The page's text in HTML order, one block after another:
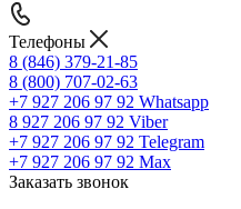
Телефоны
8 (846) 379-21-85
8 (800) 707-02-63
+7 927 206 97 92 Whatsapp
8 927 206 97 92 Viber
+7 927 206 97 92 Telegram
+7 927 206 97 92 Max
Заказать звонок